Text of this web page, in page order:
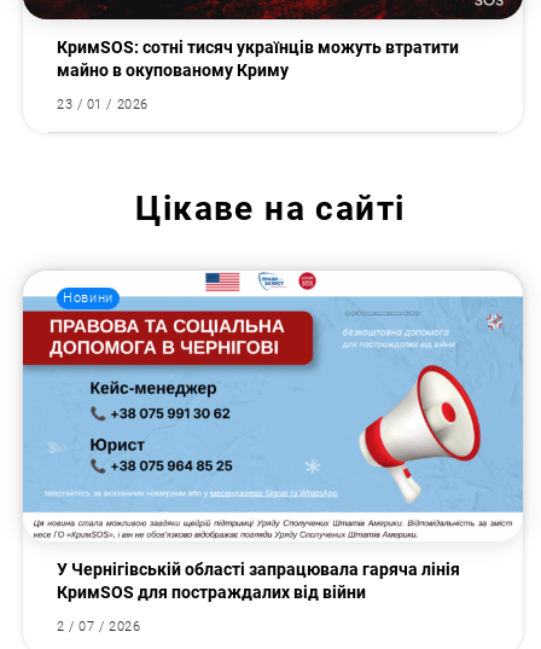
КримSOS: сотні тисяч українців можуть втратити
майно в окупованому Криму
23 / 01 / 2026
Цікаве на сайті
Новини
У Чернігівській області запрацювала гаряча лінія
КримSOS для постраждалих від війни
2 / 07 / 2026